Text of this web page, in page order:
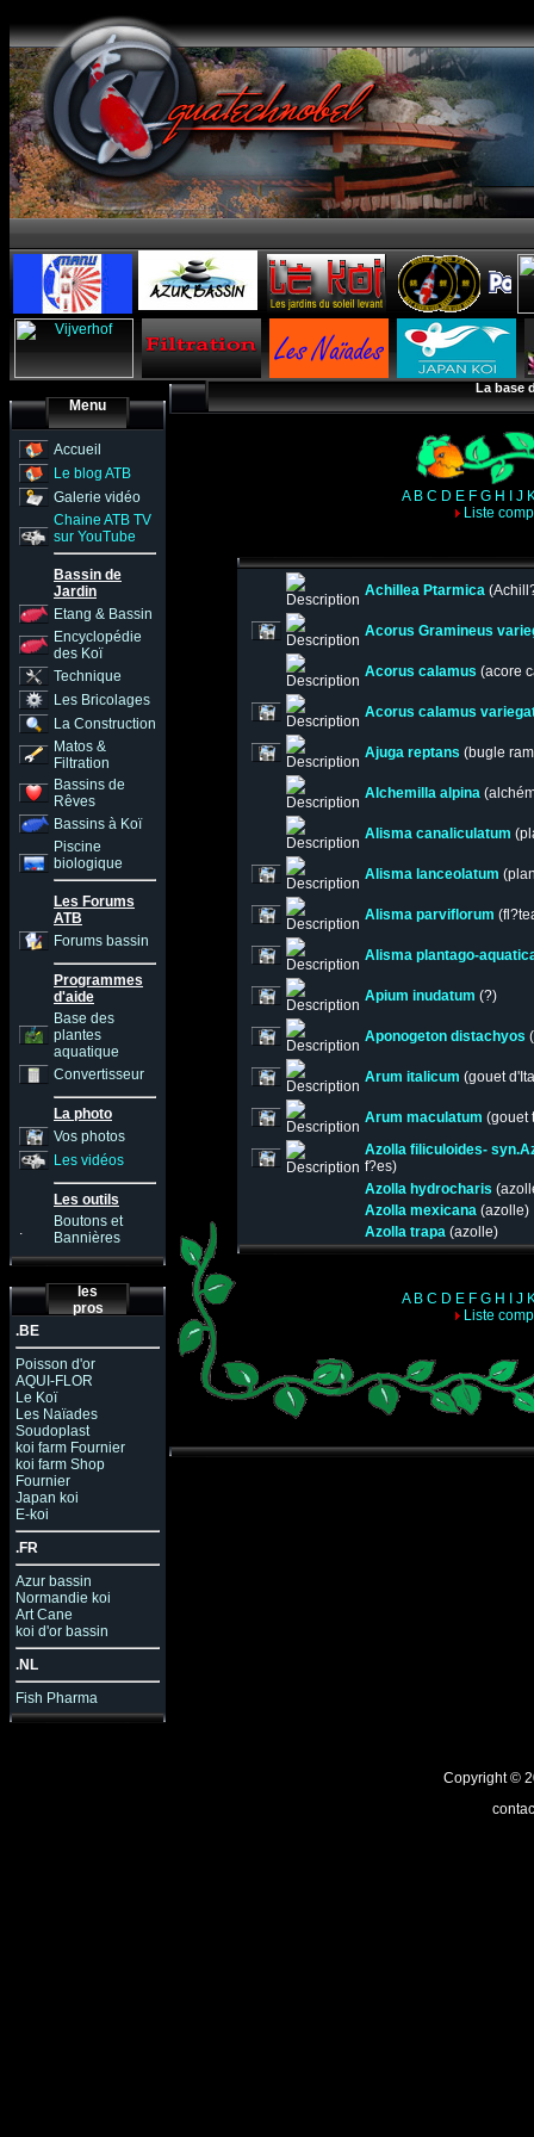
Menu
Accueil
Le blog ATB
Galerie vidéo
Chaine ATB TV
sur YouTube
Bassin de
Jardin
Etang & Bassin
Encyclopédie
des Koï
Technique
Les Bricolages
La Construction
Matos &
Filtration
Bassins de
Rêves
Bassins à Koï
Piscine
biologique
Les Forums
ATB
Forums bassin
Programmes
d'aide
Base des
plantes
aquatique
Convertisseur
La photo
Vos photos
Les vidéos
Les outils
.
Boutons et
Bannières
les
pros
.BE
Poisson d'or
AQUI-FLOR
Le Koï
Les Naïades
Soudoplast
koi farm Fournier
koi farm Shop
Fournier
Japan koi
E-koi
.FR
Azur bassin
Normandie koi
Art Cane
koi d'or bassin
.NL
Fish Pharma
La base
A B C D E F G H J
Liste
Achillea Ptarmica
Acorus Gramineus
Acorus calamus (acore
Acorus calamus
Ajuga reptans (bugle
Alchemilla alpina
Alisma canaliculatum
Alisma lanceolatum
Alisma parviflorum
Alisma plantago-
Apium inudatum (?)
Aponogeton distachyos
Arum italicum (gouet
Arum maculatum (gouet
Azolla filiculoides-
f?es)
Azolla hydrocharis
Azolla mexicana (azolle)
Azolla trapa (azolle)
A B C D E F G H J
Liste
Copyright ©